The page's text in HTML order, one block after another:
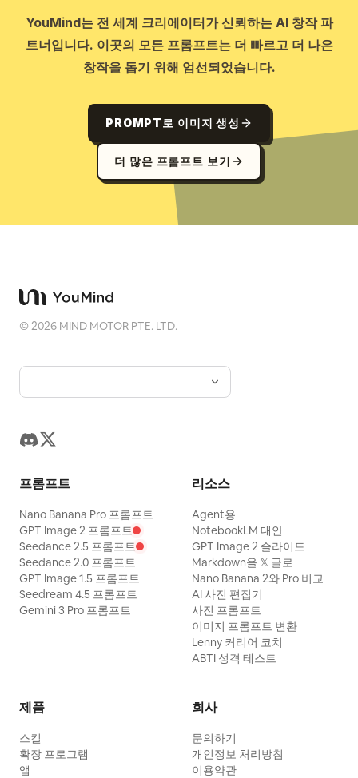
YouMind는 전 세계 크리에이터가 신뢰하는 AI 창작 파
트너입니다. 이곳의 모든 프롬프트는 더 빠르고 더 나은
창작을 돕기 위해 엄선되었습니다.
PROMPT로 이미지 생성
더 많은 프롬프트 보기
©2026 MIND MOTOR PTE. LTD.
프롬프트
Nano Banana Pro 프롬프트
GPT Image 2 프롬프트
Seedance 2.5 프롬프트
Seedance 2.0 프롬프트
GPT Image 1.5 프롬프트
Seedream 4.5 프롬프트
Gemini 3 Pro 프롬프트
리소스
Agent용
NotebookLM 대안
GPT Image 2 슬라이드
Markdown을 𝕏 글로
Nano Banana 2와 Pro 비교
AI 사진 편집기
사진 프롬프트
이미지 프롬프트 변환
Lenny 커리어 코치
ABTI 성격 테스트
제품
스킬
확장 프로그램
앱
회사
문의하기
개인정보 처리방침
이용약관